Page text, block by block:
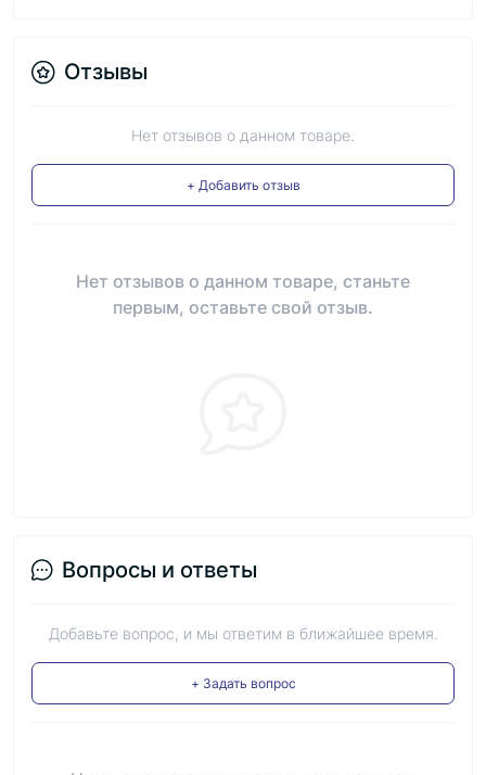
Отзывы
Нет отзывов о данном товаре.
+ Добавить отзыв
Нет отзывов о данном товаре, станьте
первым, оставьте свой отзыв.
Вопросы и ответы
Добавьте вопрос, и мы ответим в ближайшее время.
+ Задать вопрос